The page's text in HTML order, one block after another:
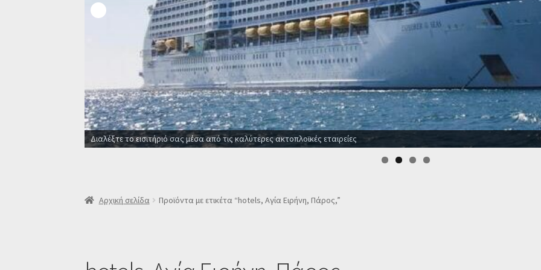
Διαλέξτε το εισιτήριό σας μέσα από τις καλύτερες ακτοπλοϊκές εταιρείες
Αρχική σελίδα Προϊόντα με ετικέτα “hotels, Αγία Ειρήνη, Πάρος,”